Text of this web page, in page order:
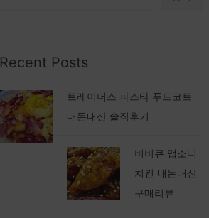
Recent Posts
트레이더스 파스타 푸드코트
내돈내산 솔직후기
비비큐 맵소디
치킨 내돈내산
구매리뷰